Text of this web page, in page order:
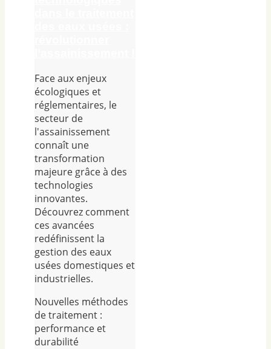
Face aux enjeux
écologiques et
réglementaires, le
secteur de
l'assainissement
connaît une
transformation
majeure grâce à des
technologies
innovantes.
Découvrez comment
ces avancées
redéfinissent la
gestion des eaux
usées domestiques et
industrielles.
Nouvelles méthodes
de traitement :
performance et
durabilité